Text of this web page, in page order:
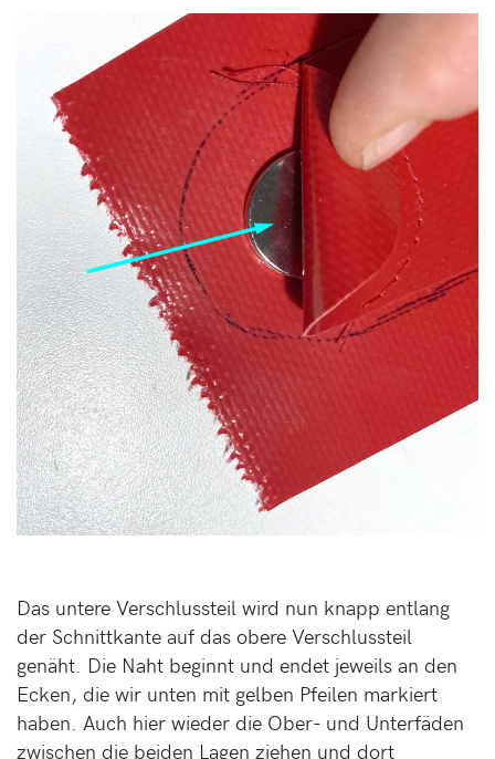
Das untere Verschlussteil wird nun knapp entlang
der Schnittkante auf das obere Verschlussteil
genäht. Die Naht beginnt und endet jeweils an den
Ecken, die wir unten mit gelben Pfeilen markiert
haben. Auch hier wieder die Ober- und Unterfäden
zwischen die beiden Lagen ziehen und dort